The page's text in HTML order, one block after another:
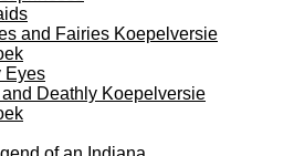
and Fairies Koepelversie
Eyes
Deathly Koepelversie